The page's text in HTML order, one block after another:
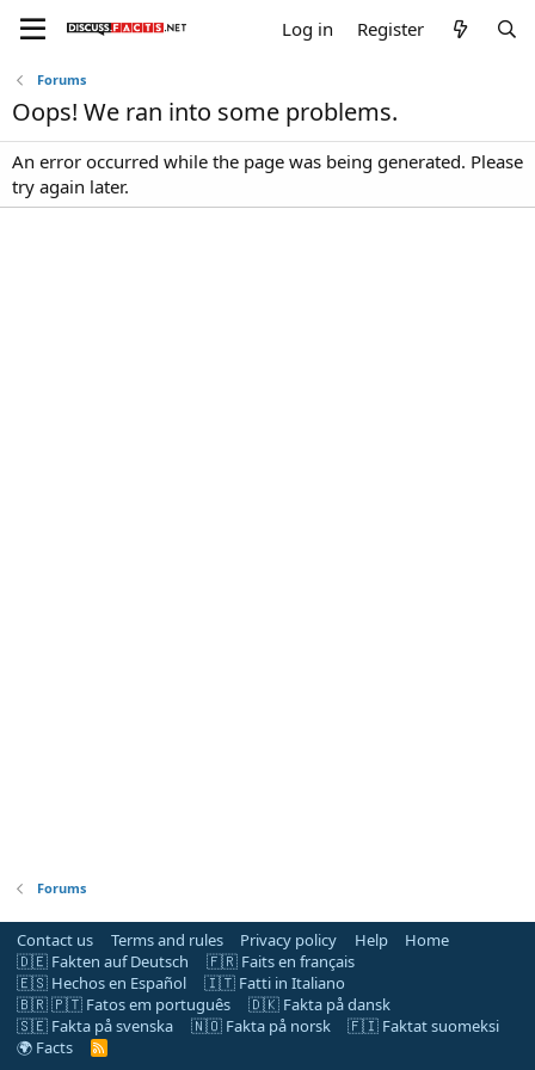
Log in Register
Forums
Oops! We ran into some problems.
An error occurred while the page was being generated. Please
try again later.
Forums
Contact us Terms and rules Privacy policy Help
Home
🇩🇪 Fakten auf Deutsch
🇫🇷 Faits en français
🇪🇸 Hechos en Español
🇮🇹 Fatti in Italiano
🇧🇷 🇵🇹 Fatos em português
🇩🇰 Fakta på dansk
🇸🇪 Fakta på svenska
🇳🇴 Fakta på norsk
🇫🇮 Faktat suomeksi
🌍 Facts
R